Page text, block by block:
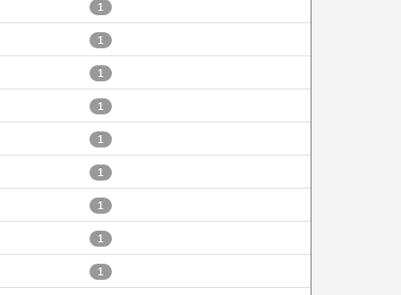
1
1
1
1
1
1
1
1
1